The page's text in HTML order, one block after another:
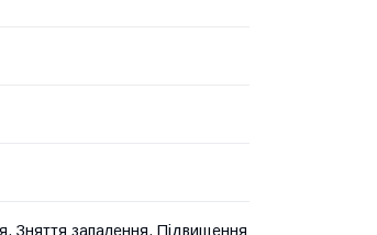
Зняття запалення, Підвищення